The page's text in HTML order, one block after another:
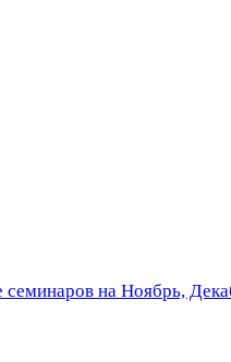
семинаров на Ноябрь,